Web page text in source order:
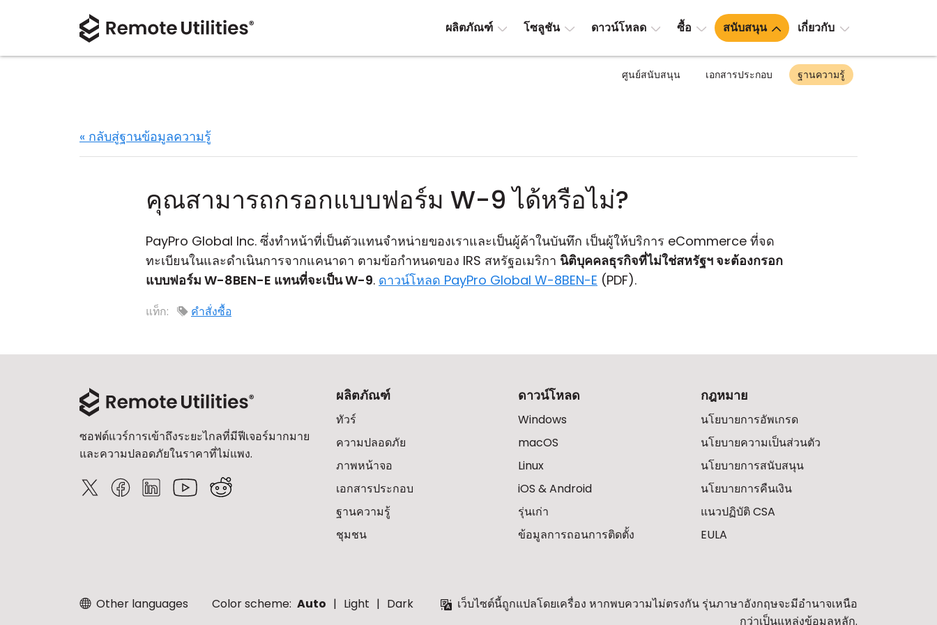
ผลิตภัณฑ์ โซลูชัน ดาวน์โหลด ซื้อ สนับสนุน เกี่ยวกับ
ศูนย์สนับสนุน เอกสารประกอบ ฐานความรู้
« กลับสู่ฐานข้อมูลความรู้
คุณสามารถกรอกแบบฟอร์ม W-9 ได้หรือไม่?
PayPro Global Inc. ซึ่งทำหน้าที่เป็นตัวแทนจำหน่ายของเราและเป็นผู้ค้าในบันทึก เป็นผู้ให้บริการ eCommerce ที่จด
ทะเบียนในและดำเนินการจากแคนาดา ตามข้อกำหนดของ IRS สหรัฐอเมริกา นิติบุคคลธุรกิจที่ไม่ใช่สหรัฐฯ จะต้องกรอก
แบบฟอร์ม W-8BEN-E แทนที่จะเป็น W-9. ดาวน์โหลด PayPro Global W-8BEN-E (PDF).
แท็ก: คำสั่งซื้อ
ซอฟต์แวร์การเข้าถึงระยะไกลที่มีฟีเจอร์มากมาย
และความปลอดภัยในราคาที่ไม่แพง.
ผลิตภัณฑ์
ทัวร์
ความปลอดภัย
ภาพหน้าจอ
เอกสารประกอบ
ฐานความรู้
ชุมชน
ดาวน์โหลด
Windows
macOS
Linux
iOS & Android
รุ่นเก่า
ข้อมูลการถอนการติดตั้ง
กฎหมาย
นโยบายการอัพเกรด
นโยบายความเป็นส่วนตัว
นโยบายการสนับสนุน
นโยบายการคืนเงิน
แนวปฏิบัติ CSA
EULA
Other languages Color scheme: Auto Light Dark
เว็บไซต์นี้ถูกแปลโดยเครื่อง หากพบความไม่ตรงกัน รุ่นภาษาอังกฤษจะมีอำนาจเหนือ
กว่าเป็นแหล่งข้อมูลหลัก.